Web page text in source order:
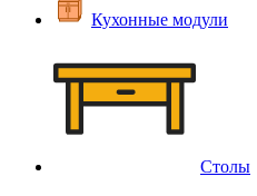
Кухонные модули
Столы